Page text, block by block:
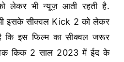
लेकर भी न्यूज़ आती रहती है.
भी इसके सीक्वल Kick 2 को लेकर
कि इस फिल्म का सीक्वल जरूर
किक 2 साल 2023 में ईद के